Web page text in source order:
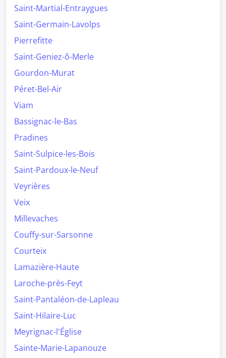
Saint-Martial-Entraygues
Saint-Germain-Lavolps
Pierrefitte
Saint-Geniez-ô-Merle
Gourdon-Murat
Péret-Bel-Air
Viam
Bassignac-le-Bas
Pradines
Saint-Sulpice-les-Bois
Saint-Pardoux-le-Neuf
Veyrières
Veix
Millevaches
Couffy-sur-Sarsonne
Courteix
Lamazière-Haute
Laroche-près-Feyt
Saint-Pantaléon-de-Lapleau
Saint-Hilaire-Luc
Meyrignac-l'Église
Sainte-Marie-Lapanouze